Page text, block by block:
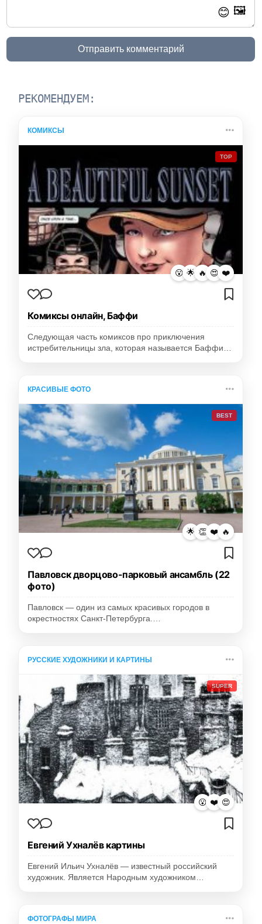
😊 🖼️
Отправить комментарий
РЕКОМЕНДУЕМ:
КОМИКСЫ
TOP
😮 🌟 🔥 😍 ❤️
Комиксы онлайн, Баффи
Следующая часть комиксов про приключения
истребительницы зла, которая называется Баффи…
КРАСИВЫЕ ФОТО
BEST
🌟 👏 ❤️ 🔥
Павловск дворцово-парковый ансамбль (22
фото)
Павловск — один из самых красивых городов в
окрестностях Санкт-Петербурга.…
РУССКИЕ ХУДОЖНИКИ И КАРТИНЫ
SUPER
😮 ❤️ 😍
Евгений Ухналёв картины
Евгений Ильич Ухналёв — известный российский
художник. Является Народным художником…
ФОТОГРАФЫ МИРА